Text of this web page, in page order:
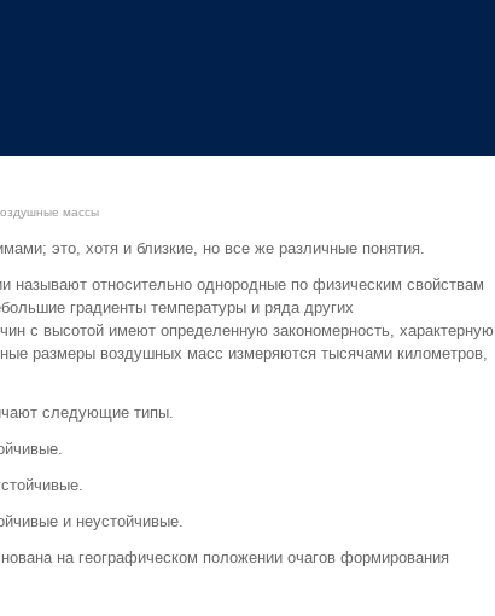
массы
это, хотя и близкие, но все же различные понятия.
называют относительно однородные по физическим свойствам
градиенты температуры и ряда других
с высотой имеют определенную закономерность, характерную
размеры воздушных масс измеряются тысячами километров,
следующие типы.
и неустойчивые.
на географическом положении очагов формирования